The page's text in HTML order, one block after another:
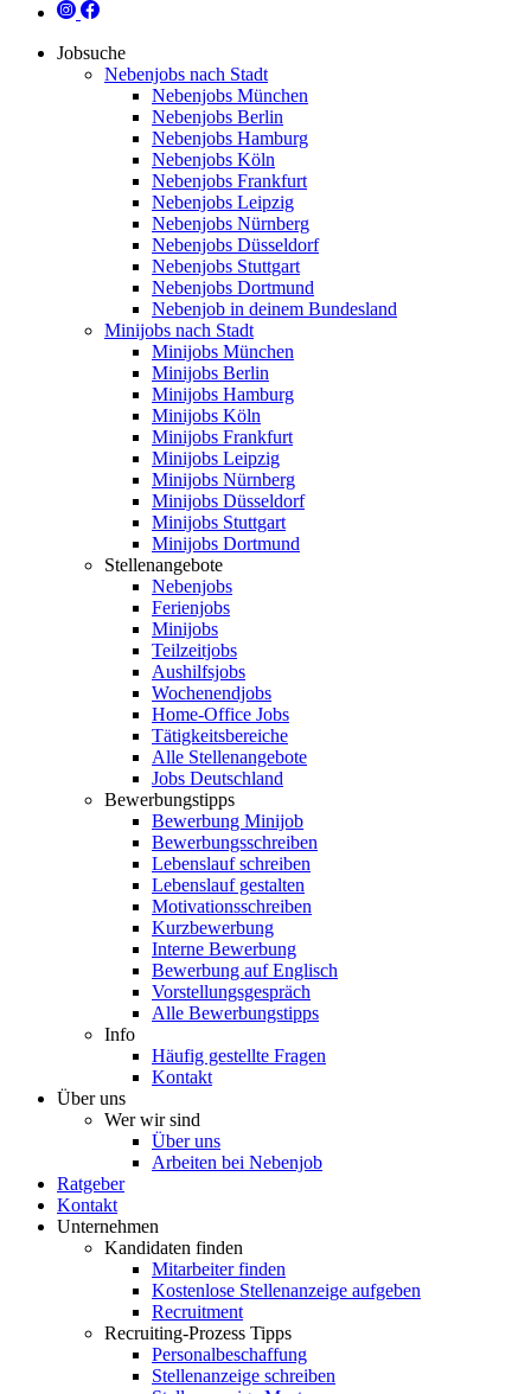
Jobsuche
Nebenjobs nach Stadt
Nebenjobs München
Nebenjobs Berlin
Nebenjobs Hamburg
Nebenjobs Köln
Nebenjobs Frankfurt
Nebenjobs Leipzig
Nebenjobs Nürnberg
Nebenjobs Düsseldorf
Nebenjobs Stuttgart
Nebenjobs Dortmund
Nebenjob in deinem Bundesland
Minijobs nach Stadt
Minijobs München
Minijobs Berlin
Minijobs Hamburg
Minijobs Köln
Minijobs Frankfurt
Minijobs Leipzig
Minijobs Nürnberg
Minijobs Düsseldorf
Minijobs Stuttgart
Minijobs Dortmund
Stellenangebote
Nebenjobs
Ferienjobs
Minijobs
Teilzeitjobs
Aushilfsjobs
Wochenendjobs
Home-Office Jobs
Tätigkeitsbereiche
Alle Stellenangebote
Jobs Deutschland
Bewerbungstipps
Bewerbung Minijob
Bewerbungsschreiben
Lebenslauf schreiben
Lebenslauf gestalten
Motivationsschreiben
Kurzbewerbung
Interne Bewerbung
Bewerbung auf Englisch
Vorstellungsgespräch
Alle Bewerbungstipps
Info
Häufig gestellte Fragen
Kontakt
Über uns
Wer wir sind
Über uns
Arbeiten bei Nebenjob
Ratgeber
Kontakt
Unternehmen
Kandidaten finden
Mitarbeiter finden
Kostenlose Stellenanzeige aufgeben
Recruitment
Recruiting-Prozess Tipps
Personalbeschaffung
Stellenanzeige schreiben